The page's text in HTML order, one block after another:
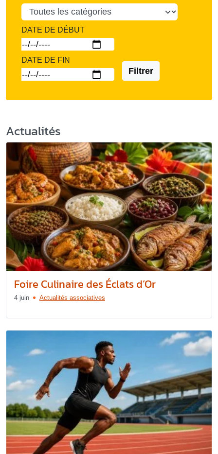
DATE DE DÉBUT
DATE DE FIN
Filtrer
Actualités
Foire Culinaire des Éclats d’Or
4 juin Actualités associatives